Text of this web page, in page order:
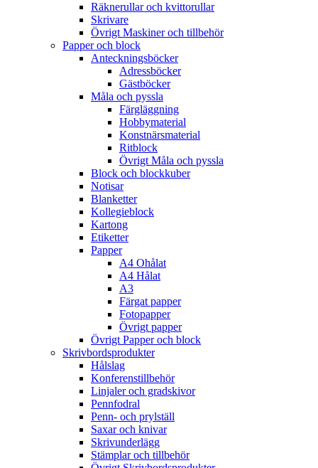
Räknerullar och kvittorullar
Skrivare
Övrigt Maskiner och tillbehör
Papper och block
Anteckningsböcker
Adressböcker
Gästböcker
Måla och pyssla
Färgläggning
Hobbymaterial
Konstnärsmaterial
Ritblock
Övrigt Måla och pyssla
Block och blockkuber
Notisar
Blanketter
Kollegieblock
Kartong
Etiketter
Papper
A4 Ohålat
A4 Hålat
A3
Färgat papper
Fotopapper
Övrigt papper
Övrigt Papper och block
Skrivbordsprodukter
Hålslag
Konferenstillbehör
Linjaler och gradskivor
Pennfodral
Penn- och prylställ
Saxar och knivar
Skrivunderlägg
Stämplar och tillbehör